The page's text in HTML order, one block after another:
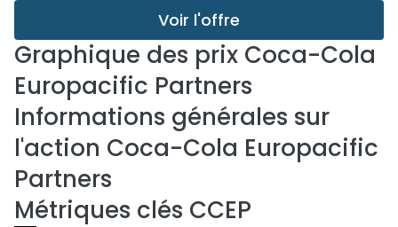
Voir l'offre
Graphique des prix Coca-Cola
Europacific Partners
Informations générales sur
l'action Coca-Cola Europacific
Partners
Métriques clés CCEP